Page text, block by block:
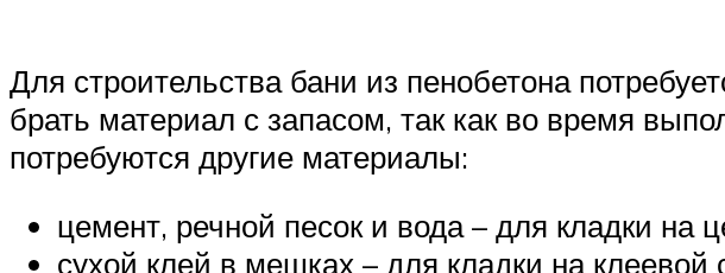
Для строительства бани из пенобетона
брать материал с запасом, так как во время
потребуются другие материалы:
цемент, речной песок и вода – для кладки на
сухой клей в мешках – для кладки на клеевой